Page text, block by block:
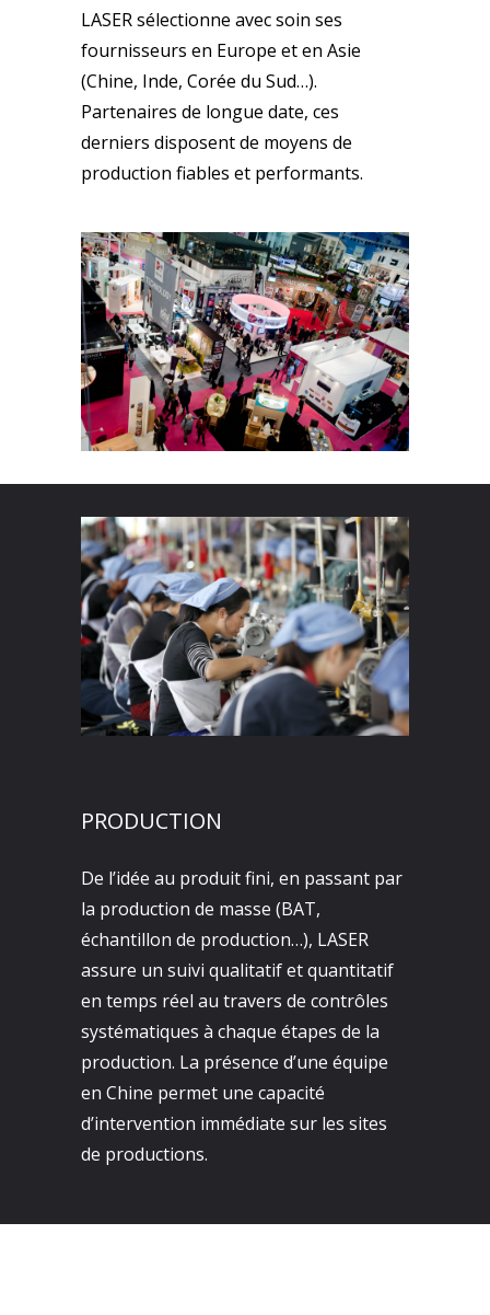
LASER sélectionne avec soin ses
fournisseurs en Europe et en Asie
(Chine, Inde, Corée du Sud…).
Partenaires de longue date, ces
derniers disposent de moyens de
production fiables et performants.
PRODUCTION
De l’idée au produit fini, en passant par
la production de masse (BAT,
échantillon de production…), LASER
assure un suivi qualitatif et quantitatif
en temps réel au travers de contrôles
systématiques à chaque étapes de la
production. La présence d’une équipe
en Chine permet une capacité
d’intervention immédiate sur les sites
de productions.